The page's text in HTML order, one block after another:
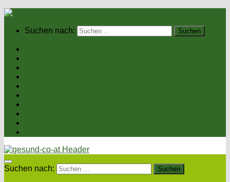
Suchen nach:
Suchen nach: